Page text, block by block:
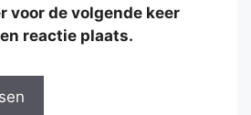
voor de volgende keer
reactie plaats.